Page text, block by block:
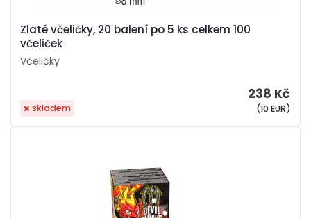
Zlaté včeličky, 20 balení po 5 ks celkem 100
včeliček
Včeličky
238 Kč
(10 EUR)
skladem